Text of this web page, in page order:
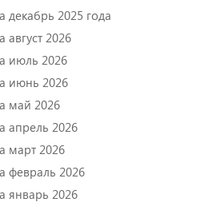
мероприятий на декабрь 2025 года
2026
июль 2026
июнь 2026
май 2026
апрель 2026
март 2026
февраль 2026
январь 2026